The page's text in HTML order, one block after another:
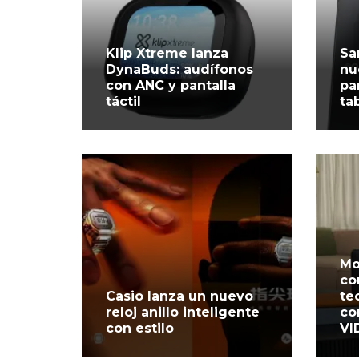
Klip Xtreme lanza
DynaBuds: audífonos
con ANC y pantalla
táctil
Casio lanza un nuevo
reloj anillo inteligente
con estilo